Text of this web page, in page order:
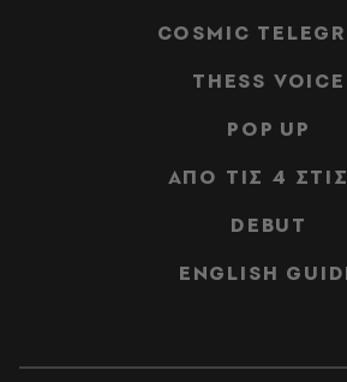
COSMIC
THESS VOICE
POP UP
ΑΠΟ ΤΙΣ 4
DEBUT
ENGLISH